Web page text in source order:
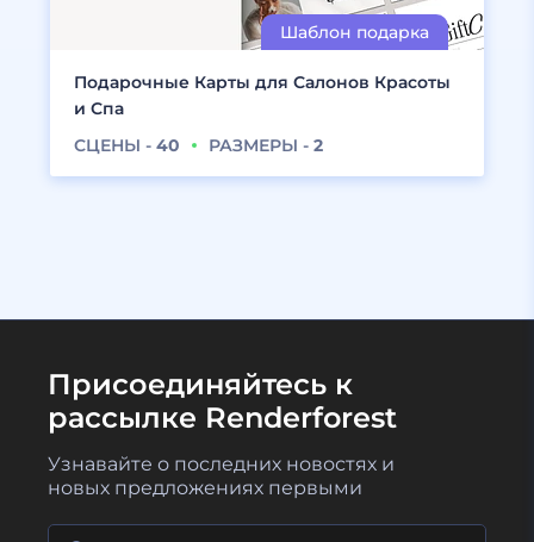
Подарочные Карты для Салонов Красоты
и Спа
СЦЕНЫ - 40 РАЗМЕРЫ - 2
Присоединяйтесь к
рассылке Renderforest
Узнавайте о последних новостях и
новых предложениях первыми